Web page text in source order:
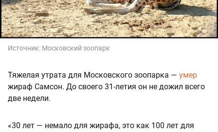
Источник: Московский зоопарк
Тяжелая утрата для Московского зоопарка — умер
жираф Самсон. До своего 31-летия он не дожил всего
две недели.
«30 лет — немало для жирафа, это как 100 лет для